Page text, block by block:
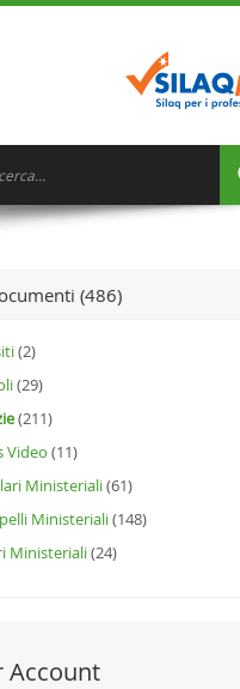
(486)
(2)
(29)
(211)
Video (11)
Ministeriali(61)
Ministeriali(148)
Ministeriali(24)
Account